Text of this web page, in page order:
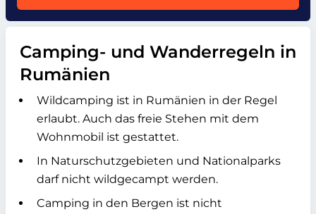
Camping- und Wanderregeln in
Rumänien
Wildcamping ist in Rumänien in der Regel
erlaubt. Auch das freie Stehen mit dem
Wohnmobil ist gestattet.
In Naturschutzgebieten und Nationalparks
darf nicht wildgecampt werden.
Camping in den Bergen ist nicht